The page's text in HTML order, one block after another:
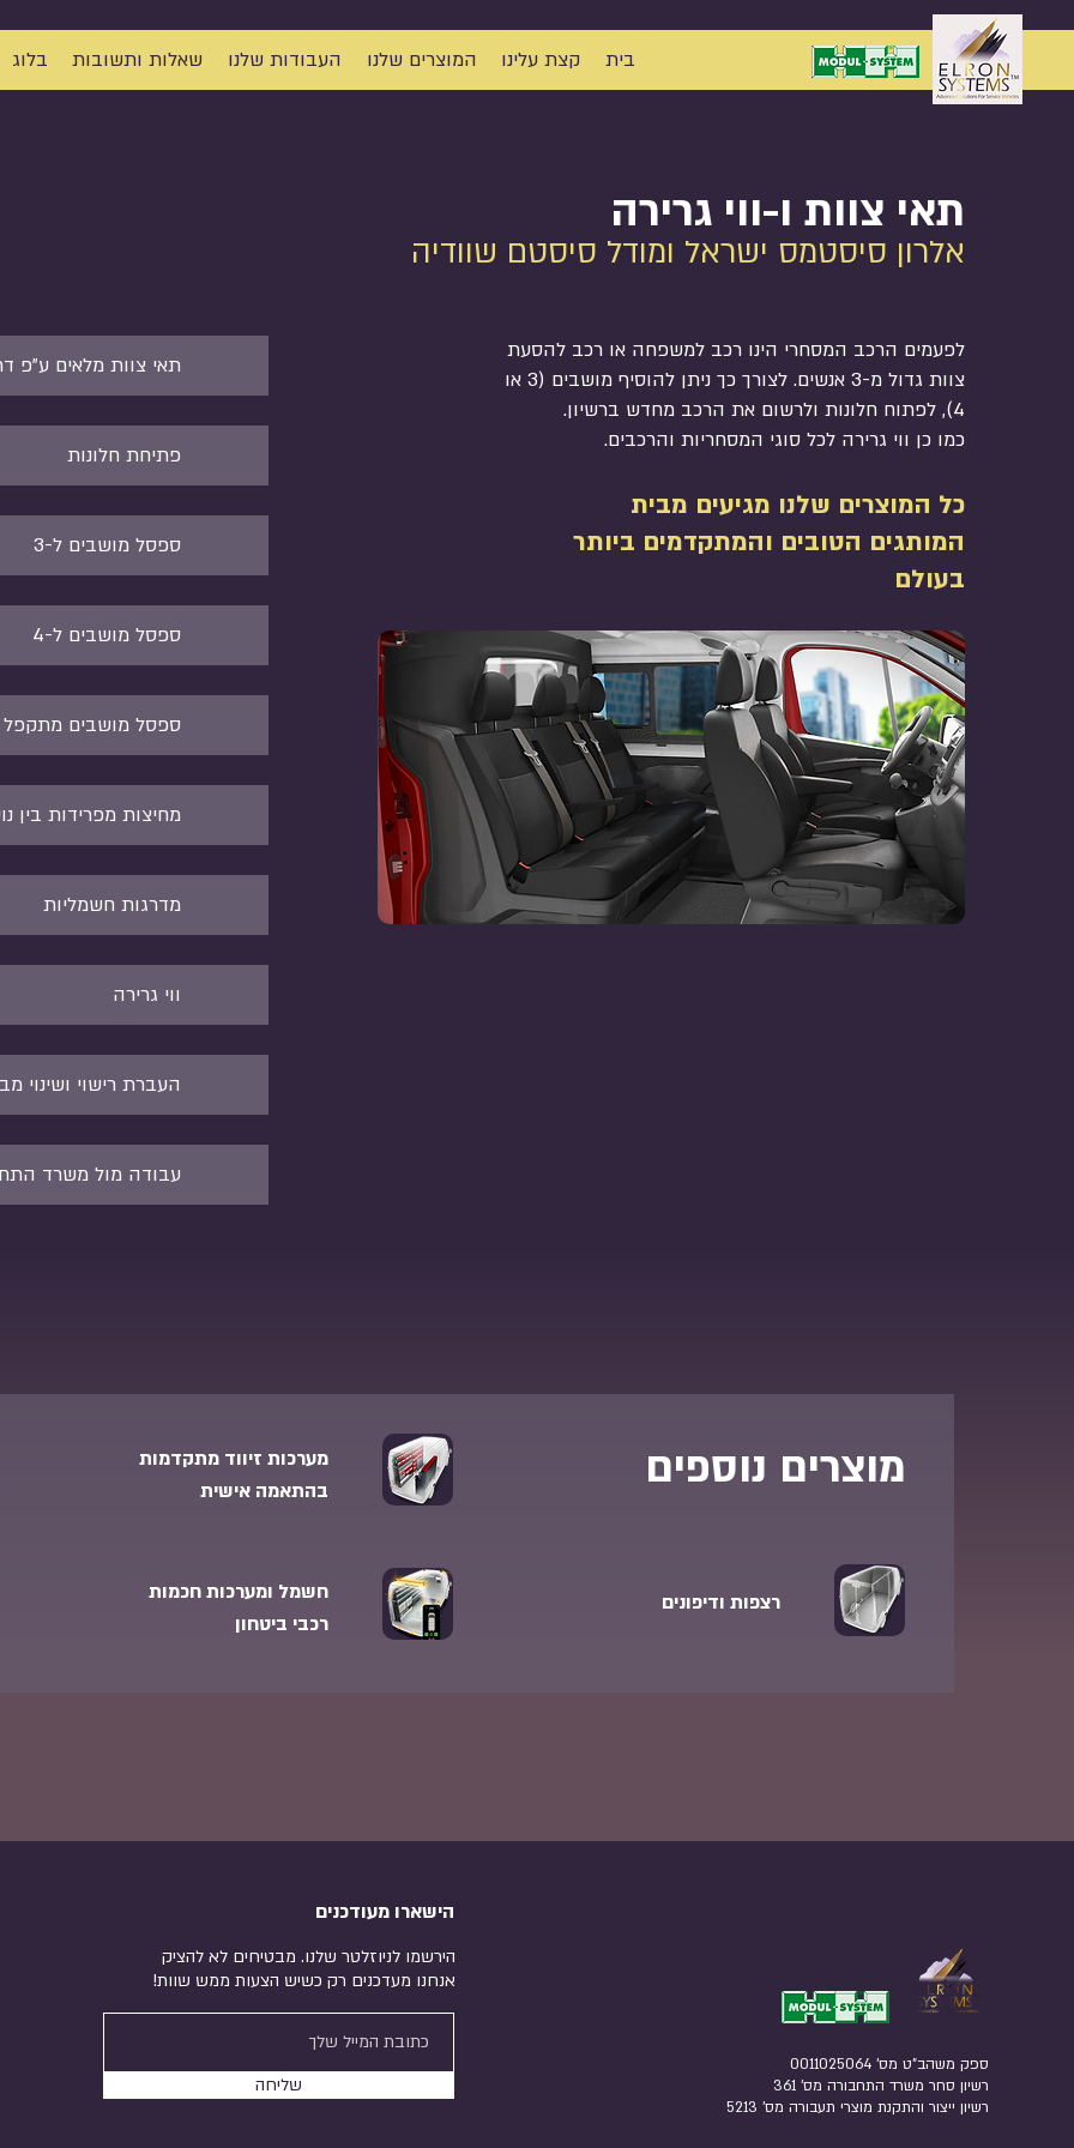
בית קצת עלינו המוצרים שלנו העבודות שלנו שאלות ותשובות בלוג
תאי צוות ו-ווי גרירה
אלרון סיסטמס ישראל ומודל סיסטם שוודיה
תאי צוות מלאים ע"פ
פתיחת חלונות
ספסל מושבים ל-3
ספסל מושבים ל-4
ספסל מושבים מתקפל
מחיצות מפרידות בין
מדרגות חשמליות
ווי גרירה
העברת רישוי ושינוי
עבודה מול משרד
לפעמים הרכב המסחרי הינו רכב למשפחה או רכב להסעת
צוות גדול מ-3 אנשים. לצורך כך ניתן להוסיף מושבים (3 או
4), לפתוח חלונות ולרשום את הרכב מחדש ברשיון.
כמו כן ווי גרירה לכל סוגי המסחריות והרכבים.
כל המוצרים שלנו מגיעים מבית
המותגים הטובים והמתקדמים ביותר
בעולם
מערכות זיווד מתקדמות
בהתאמה אישית
חשמל ומערכות חכמות
רכבי ביטחון
מוצרים נוספים
רצפות ודיפונים
הישארו מעודכנים
הירשמו לניוזלטר שלנו. מבטיחים לא להציק
אנחנו מעדכנים רק כשיש הצעות ממש שוות!
שליחה
ספק משהב"ט מס' 0011025064
רשיון סחר משרד התחבורה מס' 361
רשיון ייצור והתקנת מוצרי תעבורה מס' 5213​